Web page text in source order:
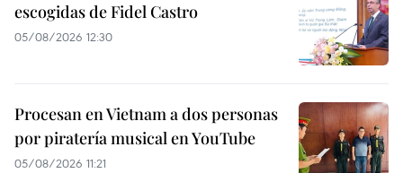
escogidas de Fidel Castro
05/08/2026 12:30
Procesan en Vietnam a dos personas
por piratería musical en YouTube
05/08/2026 11:21